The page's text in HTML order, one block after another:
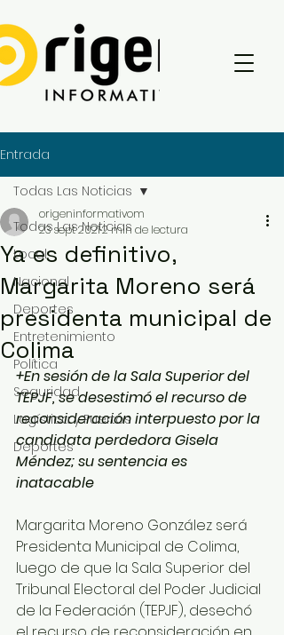
Entrada
Todas Las Noticias
Local
Nacional
Deportes
Entretenimiento
Política
Seguridad
Logística y Puertos
Deportes
Todas Las Noticias
Ya es definitivo,
Margarita Moreno será
presidenta municipal de
Colima
origeninformativom
23 sept 20212 min de lectura
+En sesión de la Sala Superior del
TEPJF, se desestimó el recurso de
reconsideración interpuesto por la
candidata perdedora Gisela
Méndez; su sentencia es
inatacable
Margarita Moreno González será
Presidenta Municipal de Colima,
luego de que la Sala Superior del
Tribunal Electoral del Poder Judicial
de la Federación (TEPJF), desechó